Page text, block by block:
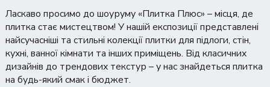
Ласкаво просимо до шоуруму «Плитка Плюс» – місця, де
плитка стає мистецтвом! У нашій експозиції представлені
найсучасніші та стильні колекції плитки для підлоги, стін,
кухні, ванної кімнати та інших приміщень. Від класичних
дизайнів до трендових текстур – у нас знайдеться плитка
на будь-який смак і бюджет.